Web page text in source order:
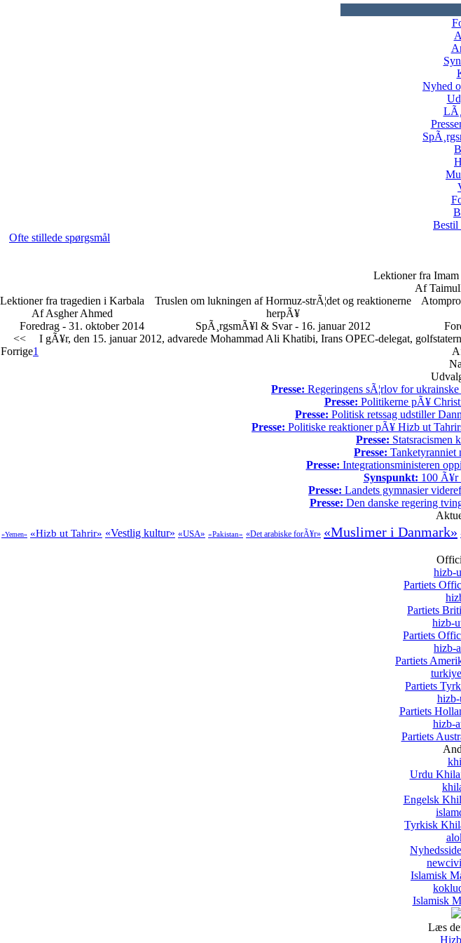
Nyhed
Bestil
Ofte stillede spørgsmål
Lektioner fra
Af
Lektioner fra tragedien i Karbala
Af Asgher Ahmed
Foredrag - 31. oktober 2014
Truslen om lukningen af Hormuz-strÃ¦det og reaktionerne
herpÃ¥
SpÃ¸rgsmÃ¥l & Svar - 16. januar 2012
I gÃ¥r, den 15. januar 2012, advarede Mohammad Ali Khatibi, Irans OPEC-delegat,
<<
Forrige1
Presse: Regeringens sÃ¦rlov for
Presse: Politikerne pÃ¥
Presse: Politisk retssag udstiller
Presse: Politiske reaktioner pÃ¥ Hizb ut
Presse: Statsracismen
Presse: Tanketyranniet
Presse: Integrationsministeren
Synspunkt: 100 Ã¥r
Presse: Landets gymnasier
Presse: Den danske regering
«Yemen» «Hizb ut Tahrir» «Vestlig kultur» «USA» «Pakistan» «Det arabiske forÃ¥r» «Muslimer i Danmark»
hizb-
Partiets
Partiets
hizb-
Partiets
hizb-
Partiets
Partiets
Partiets
hizb-
Partiets
Urdu
Engelsk
Tyrkisk
Islamisk
Islamisk
Læs